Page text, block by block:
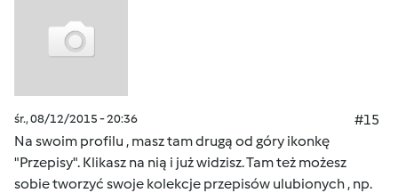
śr., 08/12/2015 - 20:36
#15
Na swoim profilu , masz tam drugą od góry ikonkę
"Przepisy". Klikasz na nią i już widzisz. Tam też możesz
sobie tworzyć swoje kolekcje przepisów ulubionych , np.